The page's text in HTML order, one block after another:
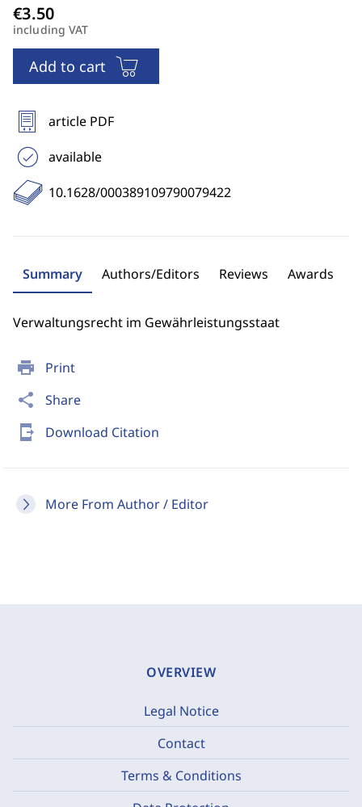
print Print
share Share
send_to_mobile Download Citation
More From Author / Editor
including VAT
Add to cart
article PDF
available
10.1628/000389109790079422
Summary Authors/Editors Reviews Awards
Verwaltungsrecht im Gewährleistungsstaat
OVERVIEW
Legal Notice
Contact
Terms & Conditions